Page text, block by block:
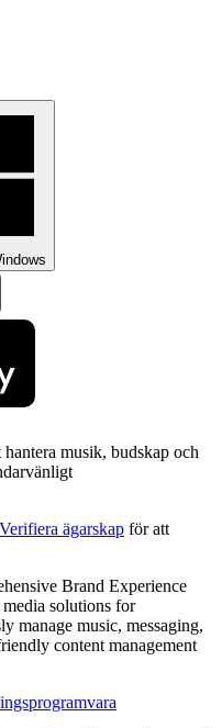
musik, budskap och
Verifiera ägarskap för att
Brand Experience
solutions for
manage music, messaging,
content management